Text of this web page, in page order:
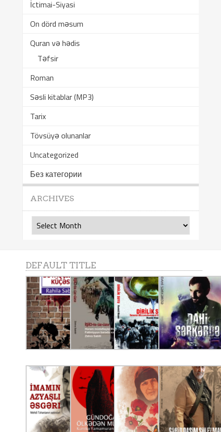
İctimai-Siyasi
On dörd məsum
Quran və hədis
Təfsir
Roman
Səsli kitablar (MP3)
Tarix
Tövsüyə olunanlar
Uncategorized
Без категории
ARCHIVES
Archives
DEFAULT TITLE